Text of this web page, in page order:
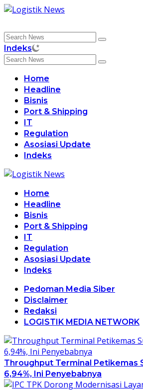
Skip
content
Indeks
Home
Headline
Bisnis
Port & Shipping
IT
Regulation
Asosiasi Update
Indeks
Home
Headline
Bisnis
Port & Shipping
IT
Regulation
Asosiasi Update
Indeks
Pedoman Media Siber
Disclaimer
Redaksi
LOGISTIK MEDIA NETWORK
Throughput Terminal Petikemas
6,94%, Ini Penyebabnya